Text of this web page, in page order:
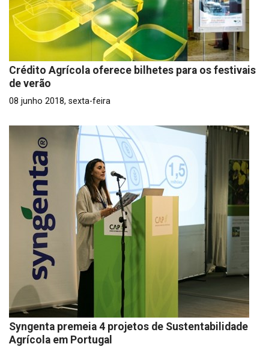
Crédito Agrícola oferece bilhetes para os festivais
de verão
08 junho 2018, sexta-feira
Syngenta premeia 4 projetos de Sustentabilidade
Agrícola em Portugal